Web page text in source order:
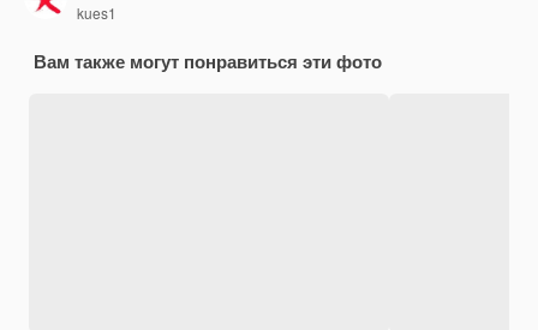
kues1
Вам также могут понравиться эти фото